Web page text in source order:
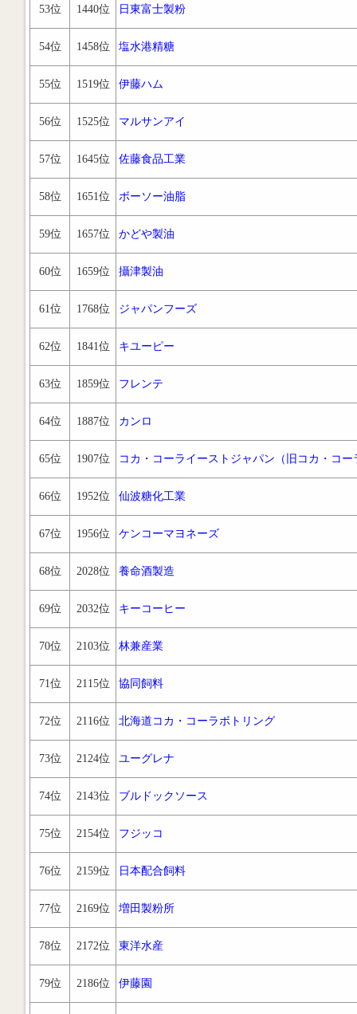
53位 1440位 日東富士製粉
54位 1458位 塩水港精糖
55位 1519位 伊藤ハム
56位 1525位 マルサンアイ
57位 1645位 佐藤食品工業
58位 1651位 ボーソー油脂
59位 1657位 かどや製油
60位 1659位 攝津製油
61位 1768位 ジャパンフーズ
62位 1841位 キユーピー
63位 1859位 フレンテ
64位 1887位 カンロ
65位 1907位 コカ・コーライーストジャパン（旧コカ・
66位 1952位 仙波糖化工業
67位 1956位 ケンコーマヨネーズ
68位 2028位 養命酒製造
69位 2032位 キーコーヒー
70位 2103位 林兼産業
71位 2115位 協同飼料
72位 2116位 北海道コカ・コーラボトリング
73位 2124位 ユーグレナ
74位 2143位 ブルドックソース
75位 2154位 フジッコ
76位 2159位 日本配合飼料
77位 2169位 増田製粉所
78位 2172位 東洋水産
79位 2186位 伊藤園